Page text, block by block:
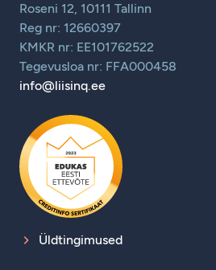
Roseni 12, 10111 Tallinn
Reg nr: 12660397
KMKR nr: EE101762522
Tegevusloa nr: FFA000458
info@liisinq.ee
Üldtingimused